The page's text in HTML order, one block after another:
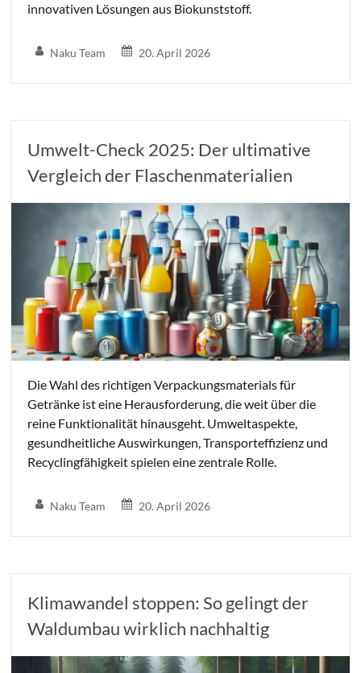
innovativen Lösungen aus Biokunststoff.
Naku Team 20. April 2026
Umwelt-Check 2025: Der ultimative
Vergleich der Flaschenmaterialien
Die Wahl des richtigen Verpackungsmaterials für
Getränke ist eine Herausforderung, die weit über die
reine Funktionalität hinausgeht. Umweltaspekte,
gesundheitliche Auswirkungen, Transporteffizienz und
Recyclingfähigkeit spielen eine zentrale Rolle.
Naku Team 20. April 2026
Klimawandel stoppen: So gelingt der
Waldumbau wirklich nachhaltig